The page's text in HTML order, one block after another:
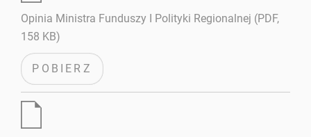
Opinia Ministra Funduszy I Polityki Regionalnej (PDF,
158 KB)
POBIERZ